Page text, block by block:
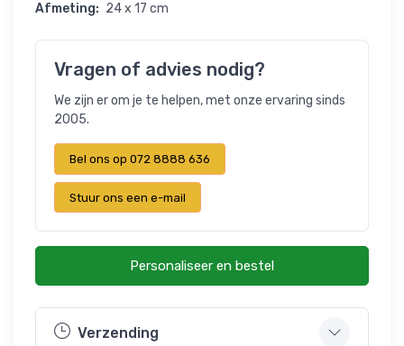
Afmeting: 24 x 17 cm
Vragen of advies nodig?
We zijn er om je te helpen, met onze ervaring sinds
2005.
Bel ons op 072 8888 636
Stuur ons een e-mail
Personaliseer en bestel
Verzending